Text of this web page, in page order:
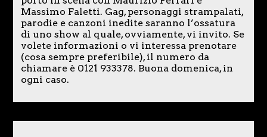
Massimo Faletti. Gag, personaggi strampalati,
parodie e canzoni inedite saranno l’ossatura
di uno show al quale, ovviamente, vi invito. Se
volete informazioni o vi interessa prenotare
(cosa sempre preferibile), il numero da
chiamare è 0121 933378. Buona domenica, in
ogni caso.